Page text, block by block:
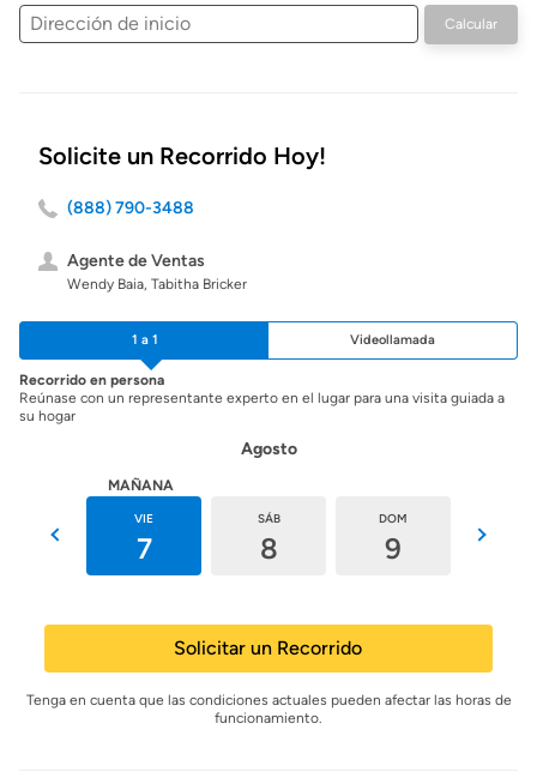
Dirección
de
Calcular
Solicite un Recorrido Hoy!
(888) 790-3488
Agente de Ventas
Wendy Baia, Tabitha Bricker
1 a 1 Videollamada
Recorrido en persona
Reúnase con un representante experto en el lugar para una visita guiada a
su hogar
Agosto
MAÑANA
VIE
7
SÁB
8
DOM
9
Solicitar un Recorrido
Tenga en cuenta que las condiciones actuales pueden afectar las horas de
funcionamiento.